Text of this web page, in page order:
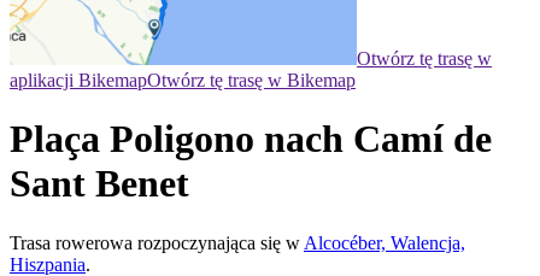
Otwórz tę trasę w
aplikacji BikemapOtwórz tę trasę w Bikemap
Plaça Poligono nach Camí de
Sant Benet
Trasa rowerowa rozpoczynająca się w Alcocéber, Walencja,
Hiszpania.